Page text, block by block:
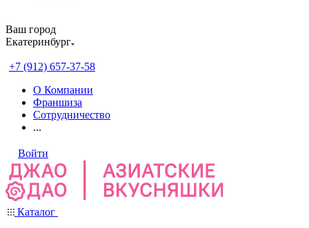
Ваш город
Екатеринбург
+7 (912) 657-37-58
О Компании
Франшиза
Сотрудничество
...
Войти
Каталог